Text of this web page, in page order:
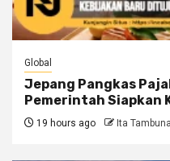
Global
Jepang Pangkas
Pemerintah Siapkan
19 hours ago Ita